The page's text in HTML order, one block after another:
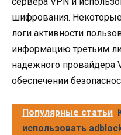
шифрования.
логи активности
информацию третьим
надежного провайдера
обеспечении
Популярные статьи
использовать